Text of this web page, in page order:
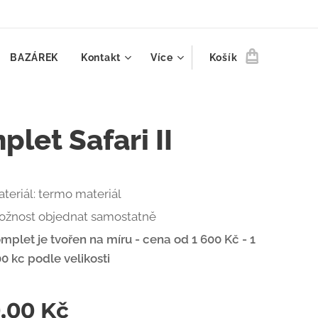
BAZÁREK Kontakt Více Košík
Safari II
termo materiál
objednat samostatně
je tvořen na míru - cena od 1 600 Kč - 1
kc podle velikosti
Kč